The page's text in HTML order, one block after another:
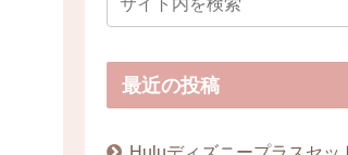
最近の投稿